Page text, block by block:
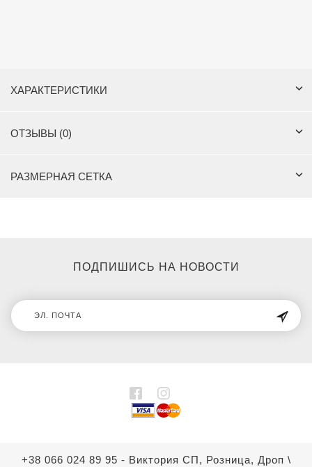
ХАРАКТЕРИСТИКИ
ОТЗЫВЫ (0)
РАЗМЕРНАЯ СЕТКА
ПОДПИШИСЬ НА НОВОСТИ
+38 066 024 89 95 - Виктория СП, Розница, Дроп \